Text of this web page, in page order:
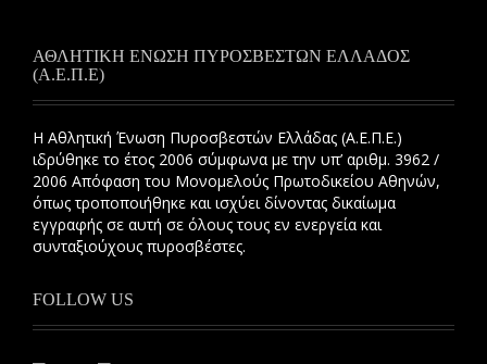
ΑΘΛΗΤΙΚΗ ΕΝΩΣΗ ΠΥΡΟΣΒΕΣΤΩΝ ΕΛΛΑΔΟΣ
(Α.Ε.Π.Ε)
Η Αθλητική Ένωση Πυροσβεστών Ελλάδας (Α.Ε.Π.Ε.)
ιδρύθηκε το έτος 2006 σύμφωνα με την υπ’ αριθμ. 3962 /
2006 Απόφαση του Μονομελούς Πρωτοδικείου Αθηνών,
όπως τροποποιήθηκε και ισχύει δίνοντας δικαίωμα
εγγραφής σε αυτή σε όλους τους εν ενεργεία και
συνταξιούχους πυροσβέστες.
FOLLOW US